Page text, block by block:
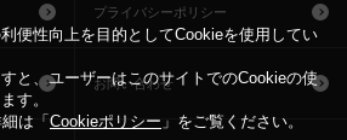
プライバシーポリシー
お問い合わせ
便性向上を目的としてCookieを使用してい
と、ユーザーはこのサイトでのCookieの使
す。
は「 Cookieポリシー 」をご覧ください。